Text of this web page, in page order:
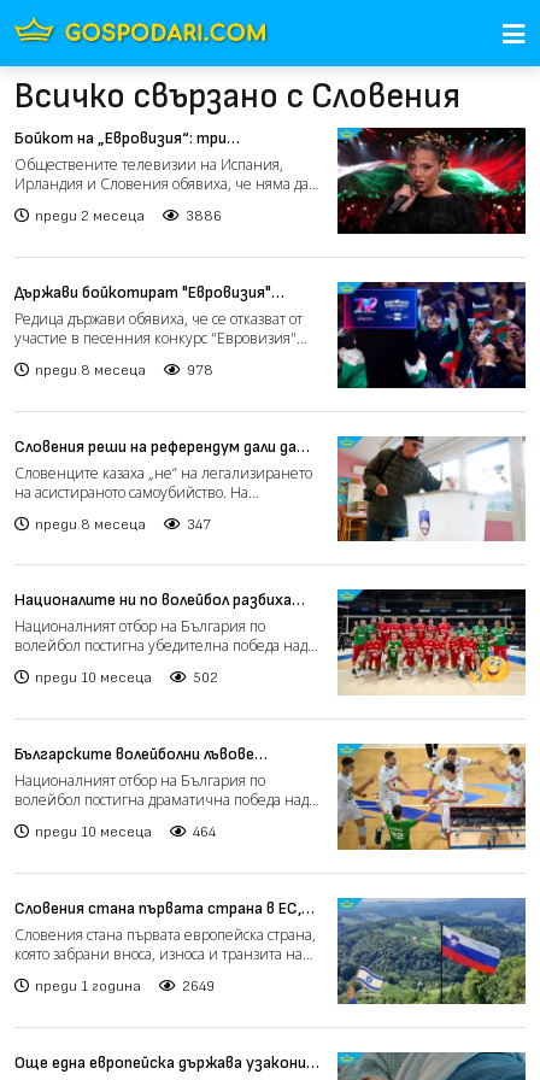
Всичко свързано с Словения
Бойкот на „Евровизия“: три
обществени телевизии отказват да
излъчват конкурса
Обществените телевизии на Испания,
Ирландия и Словения обявиха, че няма да
преди 2 месеца 3886
Държави бойкотират "Евровизия"
заради Израел, Кошлуков готви кастинг
за завръщане на България в конкурса
Редица държави обявиха, че се отказват от
участие в песенния конкурс "Евровизия"
преди 8 месеца 978
Словения реши на референдум дали да
позволи асистираното самоубийство
Словенците казаха „не“ на легализирането
на асистираното самоубийство. На
преди 8 месеца 347
Националите ни по волейбол разбиха
Португалия с 3:0 и записаха
исторически успех, който ни връща
Националният отбор на България по
волейбол постигна убедителна победа над
преди 10 месеца 502
Българските волейболни лъвове
отстраниха Словения и отиват на 1/8
финал
Националният отбор на България по
волейбол постигна драматична победа над
преди 10 месеца 464
Словения стана първата страна в ЕС,
която налага оръжейно ембарго на
Израел
Словения стана първата европейска страна,
която забрани вноса, износа и транзита на
преди 1 година 2649
Още една европейска държава узакони